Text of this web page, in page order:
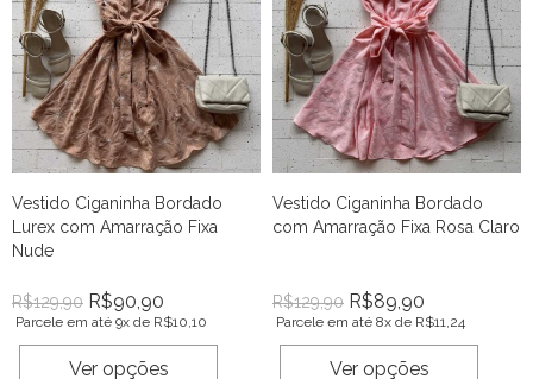
Vestido Ciganinha Bordado
Lurex com Amarração Fixa
Nude
R$129,90 R$90,90
Parcele em até 9x de R$10,10
Ver opções
Vestido Ciganinha Bordado
com Amarração Fixa Rosa Claro
R$129,90 R$89,90
Parcele em até 8x de R$11,24
Ver opções